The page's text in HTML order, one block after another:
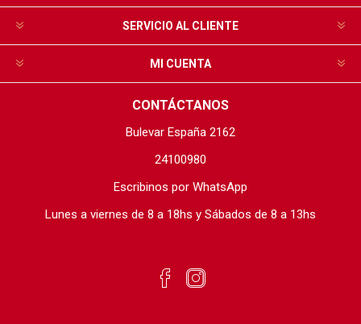
SERVICIO AL CLIENTE
MI CUENTA
CONTÁCTANOS
Bulevar España 2162
24100980
Escribinos por WhatsApp
Lunes a viernes de 8 a 18hs y Sábados de 8 a 13hs